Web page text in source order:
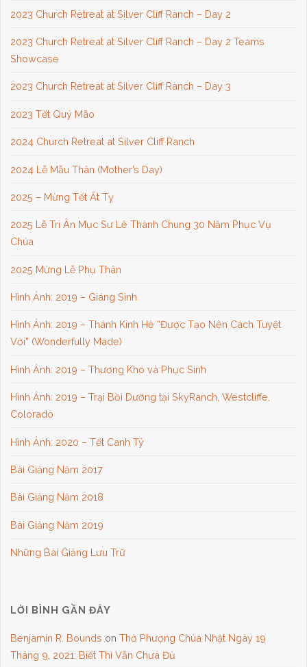
2023 Church Retreat at Silver Cliff Ranch – Day 2
2023 Church Retreat at Silver Cliff Ranch – Day 2 Teams
Showcase
2023 Church Retreat at Silver Cliff Ranch – Day 3
2023 Tết Quý Mão
2024 Church Retreat at Silver Cliff Ranch
2024 Lễ Mẫu Thân (Mother’s Day)
2025 – Mừng Tết Ất Tỵ
2025 Lễ Tri Ân Mục Sư Lê Thành Chung 30 Năm Phục Vụ
Chúa
2025 Mừng Lễ Phụ Thân
Hình Ảnh: 2019 – Giáng Sinh
Hình Ảnh: 2019 – Thánh Kinh Hè “Được Tạo Nên Cách Tuyệt
Vời” (Wonderfully Made)
Hình Ảnh: 2019 – Thương Khó và Phục Sinh
Hình Ảnh: 2019 – Trại Bồi Dưỡng tại SkyRanch, Westcliffe,
Colorado
Hình Ảnh: 2020 – Tết Canh Tý
Bài Giảng Năm 2017
Bài Giảng Năm 2018
Bài Giảng Năm 2019
Những Bài Giảng Lưu Trữ
LỜI BÌNH GẦN ĐÂY
Benjamin R. Bounds onThờ Phượng Chúa Nhật Ngày 19
Tháng 9, 2021: Biết Thì Vẫn Chưa Đủ